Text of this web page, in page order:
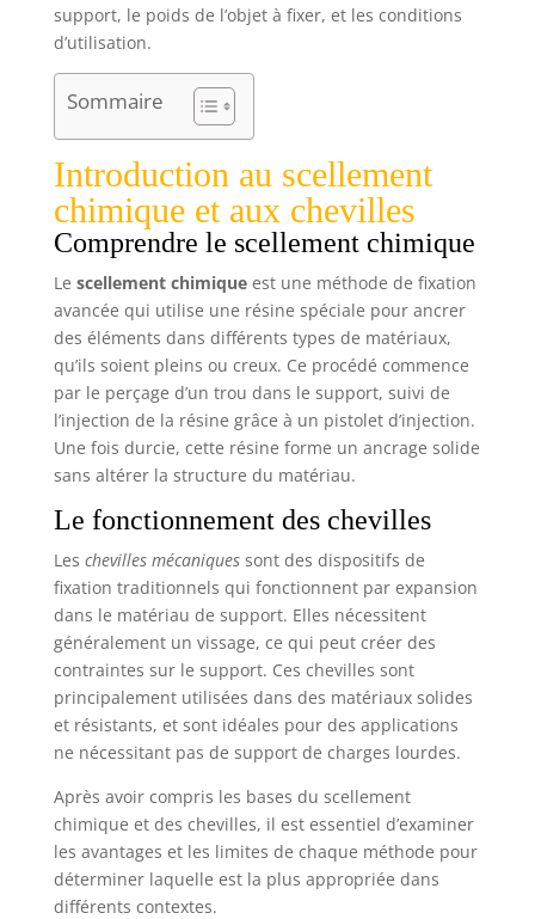
support, le poids de l’objet à fixer, et les conditions
d’utilisation.
Sommaire
Introduction au scellement
chimique et aux chevilles
Comprendre le scellement chimique
Le scellement chimiqueest une méthode de fixation
avancée qui utilise une résine spéciale pour ancrer
des éléments dans différents types de matériaux,
qu’ils soient pleins ou creux. Ce procédé commence
par le perçage d’un trou dans le support, suivi de
l’injection de la résine grâce à un pistolet d’injection.
Une fois durcie, cette résine forme un ancrage solide
sans altérer la structure du matériau.
Le fonctionnement des chevilles
Les chevilles mécaniquessont des dispositifs de
fixation traditionnels qui fonctionnent par expansion
dans le matériau de support. Elles nécessitent
généralement un vissage, ce qui peut créer des
contraintes sur le support. Ces chevilles sont
principalement utilisées dans des matériaux solides
et résistants, et sont idéales pour des applications
ne nécessitant pas de support de charges lourdes.
Après avoir compris les bases du scellement
chimique et des chevilles, il est essentiel d’examiner
les avantages et les limites de chaque méthode pour
déterminer laquelle est la plus appropriée dans
différents contextes.